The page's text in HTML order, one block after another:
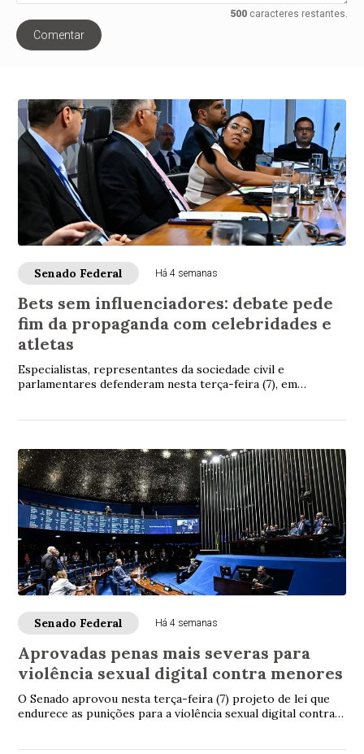
500caracteres restantes.
Comentar
Senado Federal Há 4 semanas
Bets sem influenciadores: debate pede
fim da propaganda com celebridades e
atletas
Especialistas, representantes da sociedade civil e
parlamentares defenderam nesta terça-feira (7), em
Senado Federal Há 4 semanas
Aprovadas penas mais severas para
violência sexual digital contra menores
O Senado aprovou nesta terça-feira (7) projeto de lei que
endurece as punições para a violência sexual digital contra